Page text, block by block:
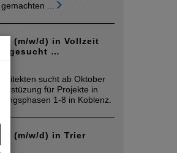
(m/w/d) in Vollzeit
gesucht …
sucht ab Oktober
für Projekte in
1-8 in Koblenz.
(m/w/d) in Trier